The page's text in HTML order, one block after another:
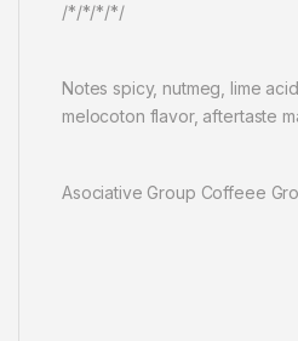
/*/*/*/*/
Notes spicy, nutmeg, lime
melocoton flavor, aftertaste
Asociative Group Coffeee